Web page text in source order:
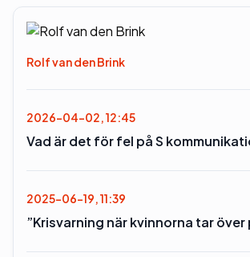
Rolf van den Brink
2026-04-02, 12:45
Vad är det för fel på S
2025-06-19, 11:39
”Krisvarning när kvinnorna tar